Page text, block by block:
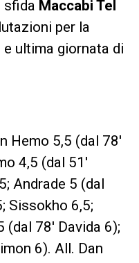
sfida Maccabi Tel
per la
e ultima giornata di
Hemo 5,5 (dal 78′
4,5 (dal 51′
Andrade 5 (dal
Sissokho 6,5;
(dal 78′ Davida 6);
6). All. Dan